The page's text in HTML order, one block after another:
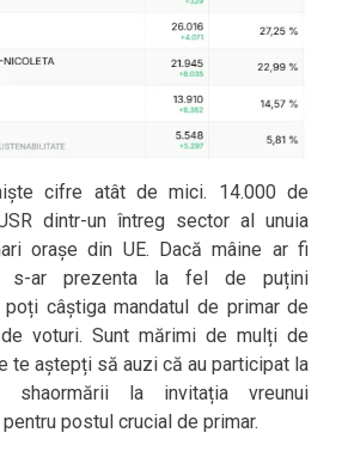
cifre atât de mici. 14.000 de
dintr-un întreg sector al unuia
orașe din UE. Dacă mâine ar fi
s-ar prezenta la fel de puțini
câștiga mandatul de primar de
voturi. Sunt mărimi de mulți de
te aștepți să auzi că au participat la
shaormării la invitația vreunui
postul crucial de primar.